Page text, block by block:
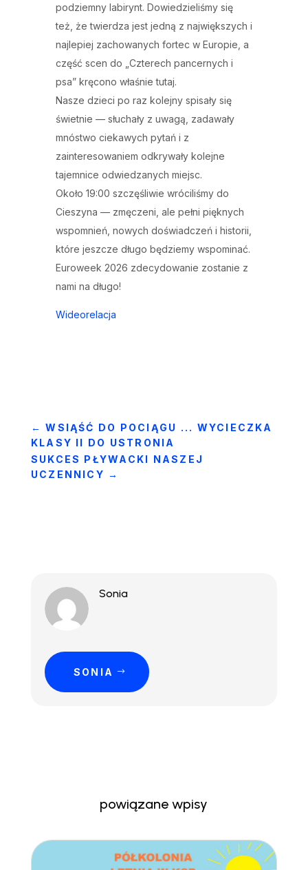
podziemny labirynt. Dowiedzieliśmy się
też, że twierdza jest jedną z największych i
najlepiej zachowanych fortec w Europie, a
część scen do „Czterech pancernych i
psa” kręcono właśnie tutaj.
Nasze dzieci po raz kolejny spisały się
świetnie — słuchały z uwagą, zadawały
mnóstwo ciekawych pytań i z
zainteresowaniem odkrywały kolejne
tajemnice odwiedzanych miejsc.
Około 19:00 szczęśliwie wróciliśmy do
Cieszyna — zmęczeni, ale pełni pięknych
wspomnień, nowych doświadczeń i historii,
które jeszcze długo będziemy wspominać.
Euroweek 2026 zdecydowanie zostanie z
nami na długo!
Wideorelacja
←WSIĄŚĆ DO POCIĄGU ... WYCIECZKA
KLASY II DO USTRONIA
SUKCES PŁYWACKI NASZEJ
UCZENNICY →
Sonia
SONIA
powiązane wpisy